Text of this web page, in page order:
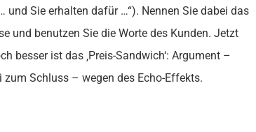
Sie erhalten dafür …“). Nennen Sie dabei das
und benutzen Sie die Worte des Kunden. Jetzt
besser ist das ‚Preis-Sandwich‘: Argument –
Schluss – wegen des Echo-Effekts.